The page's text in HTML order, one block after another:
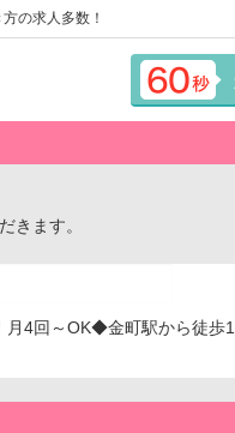
の求人多数！
きます。
4回～OK◆金町駅から徒歩